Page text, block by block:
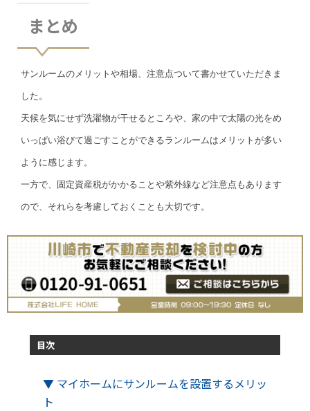
まとめ
サンルームのメリットや相場、注意点ついて書かせていただきま
した。
天候を気にせず洗濯物が干せるところや、家の中で太陽の光をめ
いっぱい浴びて過ごすことができるランルームはメリットが多い
ように感じます。
一方で、固定資産税がかかることや紫外線など注意点もあります
ので、それらを考慮しておくことも大切です。
目次
▼ マイホームにサンルームを設置するメリッ
ト